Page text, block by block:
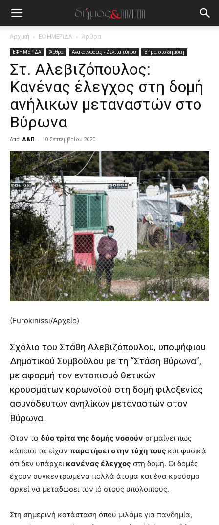
Αρχική ΕΦΗΜΕΡΙΔΑ Άρθρα
ΕΦΗΜΕΡΙΔΑ Άρθρα Ανακοινώσεις - Δελτία τύπου Βήμα στο δημότη
Στ. Αλεβιζόπουλος:
Κανένας έλεγχος στη δομή
ανήλικων μεταναστών στο
Βύρωνα
Από Δ&Π - 10 Σεπτεμβρίου 2020
blonde
lesbians
very
hot
cam
show.desi
xxx
brandi
lyons
teaches
you
the
meaning
of
pain.
hd
(Eurokinissi/Αρχείο)
Σχόλιο του Στάθη Αλεβιζόπουλου, υποψήφιου
Δημοτικού Συμβούλου με τη “Στάση Βύρωνα”,
με αφορμή τον εντοπισμό θετικών
κρουσμάτων κορωνοϊού στη δομή φιλοξενίας
ασυνόδευτων ανηλίκων μεταναστών στον
Βύρωνα.
Όταν τα δύο τρίτα της δομής νοσούν σημαίνει πως
κάποιοι τα είχαν παρατήσει στην τύχη τους και φυσικά
ότι δεν υπάρχει κανένας έλεγχος στη δομή. Οι δομές
έχουν συγκεντρωμένα πολλά άτομα και ένα κρούσμα
αρκεί να μεταδώσει τον ιό στους υπόλοιπους.
Στη σημερινή κατάσταση όπου μιλάμε για πανδημία,